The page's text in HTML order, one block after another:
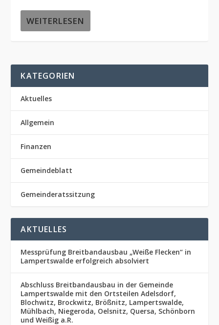
WEITERLESEN
KATEGORIEN
Aktuelles
Allgemein
Finanzen
Gemeindeblatt
Gemeinderatssitzung
AKTUELLES
Messprüfung Breitbandausbau „Weiße Flecken“ in
Lampertswalde erfolgreich absolviert
Abschluss Breitbandausbau in der Gemeinde
Lampertswalde mit den Ortsteilen Adelsdorf,
Blochwitz, Brockwitz, Brößnitz, Lampertswalde,
Mühlbach, Niegeroda, Oelsnitz, Quersa, Schönborn
und Weißig a.R.